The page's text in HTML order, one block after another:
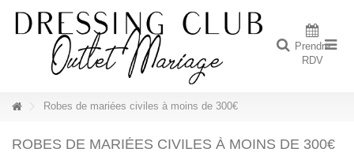
Prendre
RDV
Robes de mariées civiles à moins de 300€
ROBES DE MARIÉES CIVILES À MOINS DE 300€